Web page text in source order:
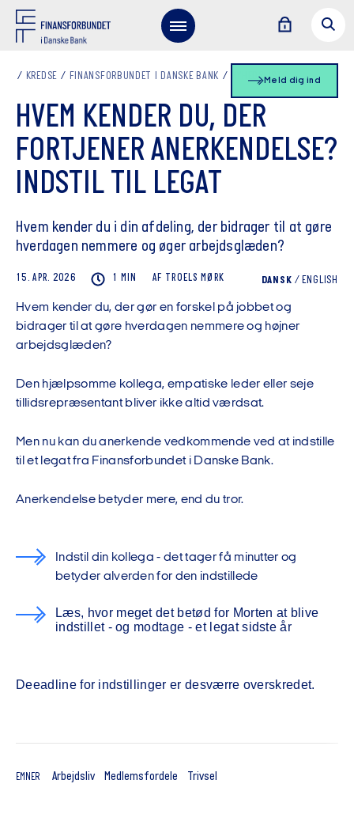
Meld dig ind
KREDSE FINANSFORBUNDET I DANSKE BANK NYHEDSLISTE
HVEM KENDER DU, DER
FORTJENER ANERKENDELSE?
INDSTIL TIL LEGAT
Hvem kender du i din afdeling, der bidrager til at gøre
hverdagen nemmere og øger arbejdsglæden?
15. APR. 2026 1 MIN AF TROELS MØRK DANSK / ENGLISH
Hvem kender du, der gør en forskel på jobbet og
bidrager til at gøre hverdagen nemmere og højner
arbejdsglæden?
Den hjælpsomme kollega, empatiske leder eller seje
tillidsrepræsentant bliver ikke altid værdsat.
Men nu kan du anerkende vedkommende ved at indstille
til et legat fra Finansforbundet i Danske Bank.
Anerkendelse betyder mere, end du tror.
Indstil din kollega - det tager få minutter og
betyder alverden for den indstillede
Læs, hvor meget det betød for Morten at blive
indstillet - og modtage - et legat sidste år
Deeadline for indstillinger er desværre overskredet.
EMNER Arbejdsliv Medlemsfordele Trivsel